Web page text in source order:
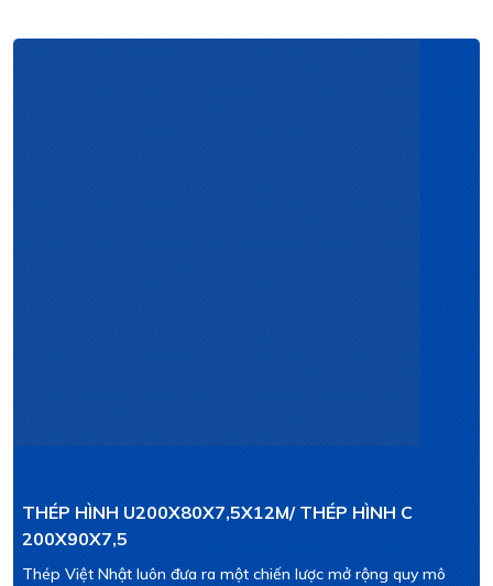
THÉP HÌNH U200X80X7,5X12M/ THÉP HÌNH C
200X90X7,5
Thép Việt Nhật luôn đưa ra một chiến lược mở rộng quy mô